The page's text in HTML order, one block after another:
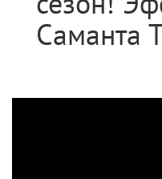
Саманта